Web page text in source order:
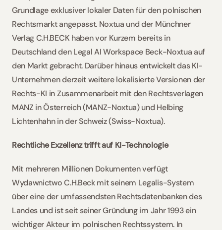
Grundlage exklusiver lokaler Daten für den polnischen
Rechtsmarkt angepasst. Noxtua und der Münchner
Verlag C.H.BECK haben vor Kurzem bereits in
Deutschland den Legal AI Workspace Beck-Noxtua auf
den Markt gebracht. Darüber hinaus entwickelt das KI-
Unternehmen derzeit weitere lokalisierte Versionen der
Rechts-KI in Zusammenarbeit mit den Rechtsverlagen
MANZ in Österreich (MANZ-Noxtua) und Helbing
Lichtenhahn in der Schweiz (Swiss-Noxtua).
Rechtliche Exzellenz trifft auf KI-Technologie
Mit mehreren Millionen Dokumenten verfügt
Wydawnictwo C.H.Beck mit seinem Legalis-System
über eine der umfassendsten Rechtsdatenbanken des
Landes und ist seit seiner Gründung im Jahr 1993 ein
wichtiger Akteur im polnischen Rechtssystem. In